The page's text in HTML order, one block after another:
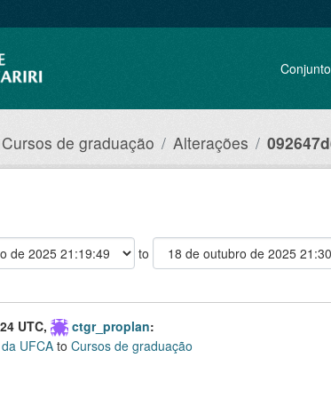
Cursos de graduação Alterações
to
UTC, ctgr_proplan:
UFCAto Cursos de graduação